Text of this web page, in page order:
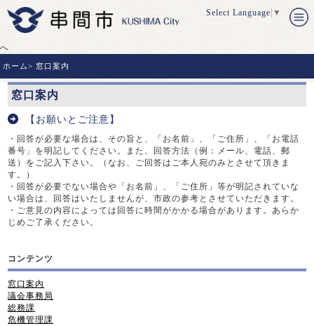
Select Language ▼
へ
ホーム> 窓口案内
窓口案内
【お願いとご注意】
・回答が必要な場合は、その旨と、「お名前」、「ご住所」、「お電話
番号」を明記してください。また、回答方法（例：メール、電話、郵
送）をご記入下さい。（なお、ご回答はご本人宛のみとさせて頂きま
す。）
・回答が必要でない場合や「お名前」、「ご住所」等が明記されていな
い場合は、回答はいたしませんが、市政の参考とさせていただきます。
・ご意見の内容によっては回答に時間がかかる場合があります。あらか
じめご了承ください。
コンテンツ
窓口案内
議会事務局
総務課
危機管理課